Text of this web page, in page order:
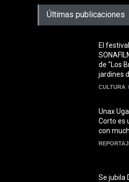
Últimas publicaciones
El
de "Los
jardines
CULTURA
Unax
Corto es
con
Se jubila